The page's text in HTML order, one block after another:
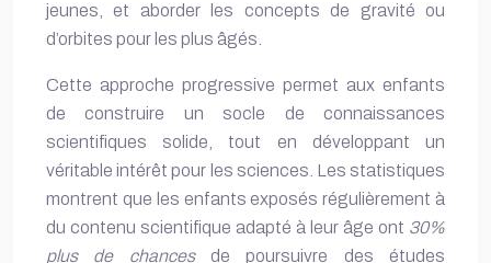
jeunes, et aborder les concepts de gravité ou
d’orbites pour les plus âgés.
Cette approche progressive permet aux enfants
de construire un socle de connaissances
scientifiques solide, tout en développant un
véritable intérêt pour les sciences. Les statistiques
montrent que les enfants exposés régulièrement à
du contenu scientifique adapté à leur âge ont 30%
plus de chances de poursuivre des études